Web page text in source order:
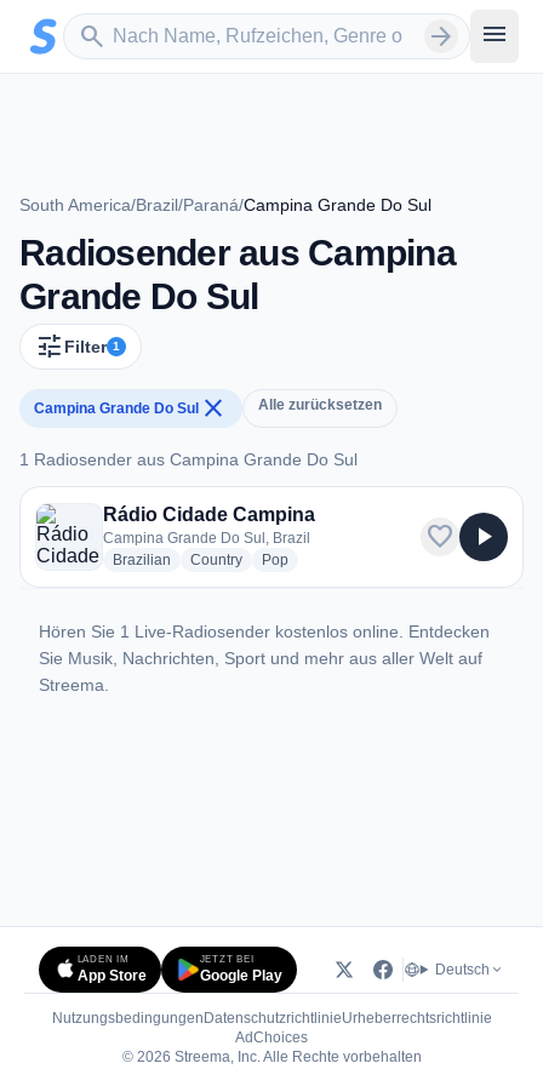
Zum Hauptinhalt springen
search
Sender suchen arrow_forward menu
South America/Brazil/Paraná/Campina Grande Do Sul
Radiosender aus Campina
Grande Do Sul
tune Filter 1
Campina Grande Do Sul close Alle zurücksetzen
1 Radiosender aus Campina Grande Do Sul
1 Radiosender aus Campina Grande Do Sul
Rádio Cidade Campina
Campina Grande Do Sul, Brazil
Brazilian radio stations
Countryradio stations
Popradio stations
favorite play_arrow
Hören Sie 1 Live-Radiosender kostenlos online. Entdecken
Sie Musik, Nachrichten, Sport und mehr aus aller Welt auf
Streema.
LADEN IM
App Store
JETZT BEI
Google Play Deutsch
Nutzungsbedingungen DatenschutzrichtlinieUrheberrechtsrichtlinie
AdChoices(öffnet in neuem Tab)
© 2026 Streema, Inc. Alle Rechte vorbehalten